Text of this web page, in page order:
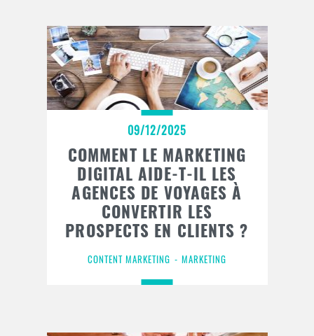
09/12/2025
COMMENT LE MARKETING
DIGITAL AIDE-T-IL LES
AGENCES DE VOYAGES À
CONVERTIR LES
PROSPECTS EN CLIENTS ?
CONTENT MARKETING MARKETING